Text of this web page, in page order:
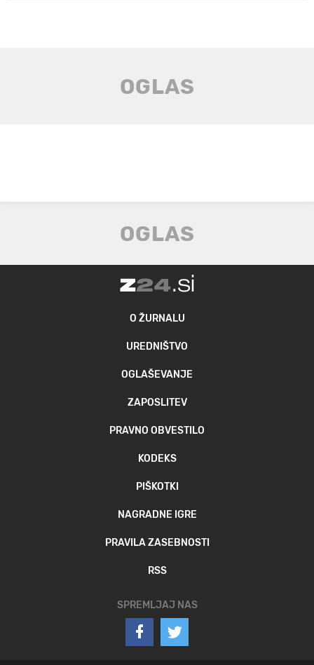
O ŽURNALU
UREDNIŠTVO
OGLAŠEVANJE
ZAPOSLITEV
PRAVNO OBVESTILO
KODEKS
PIŠKOTKI
NAGRADNE IGRE
PRAVILA ZASEBNOSTI
RSS
SPREMLJAJ NAS